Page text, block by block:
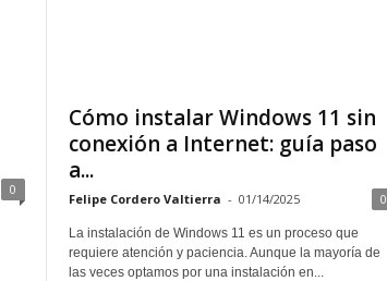
0
Cómo instalar Windows 11 sin
conexión a Internet: guía paso
a...
Felipe Cordero Valtierra - 01/14/2025 0
La instalación de Windows 11 es un proceso que
requiere atención y paciencia. Aunque la mayoría de
las veces optamos por una instalación en...